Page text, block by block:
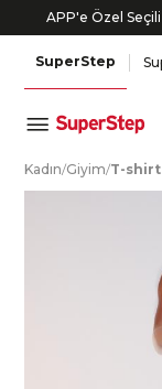
APP'e Özel
Bonus
SuperStep
Kadın/Giyim/T-shirt